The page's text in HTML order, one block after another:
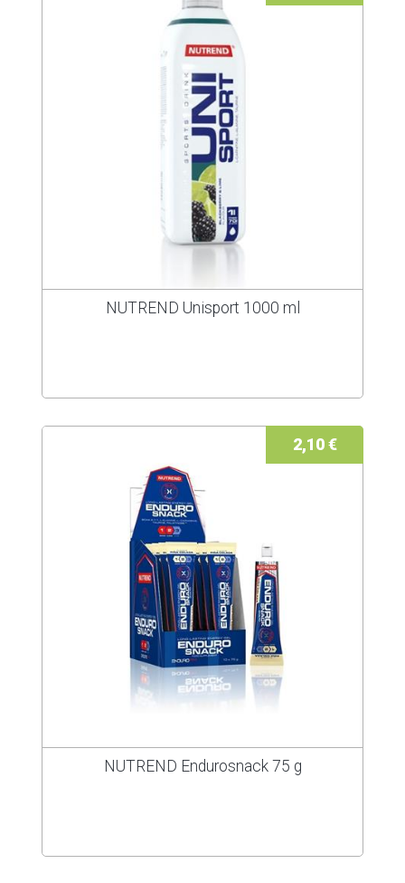
NUTREND Unisport 1000 ml
2,10 €
NUTREND Endurosnack 75 g